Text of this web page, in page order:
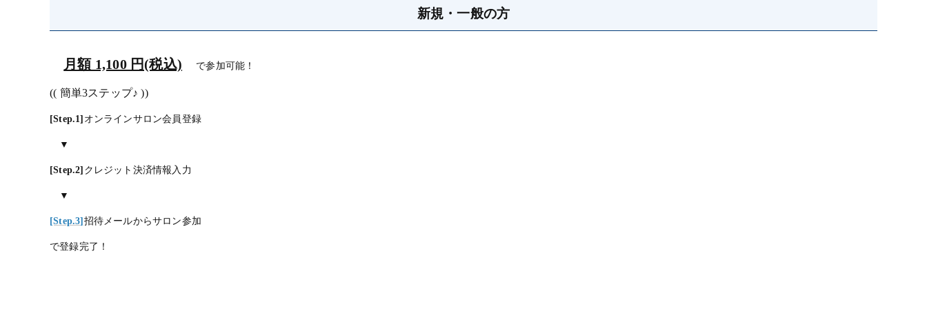
新規・一般の方
月額 1,100 円(税込) で参加可能！
(( 簡単3ステップ♪ ))
[Step.1] オンラインサロン会員登録
▼
[Step.2] クレジット決済情報入力
▼
[Step.3] 招待メールからサロン参加
で登録完了！